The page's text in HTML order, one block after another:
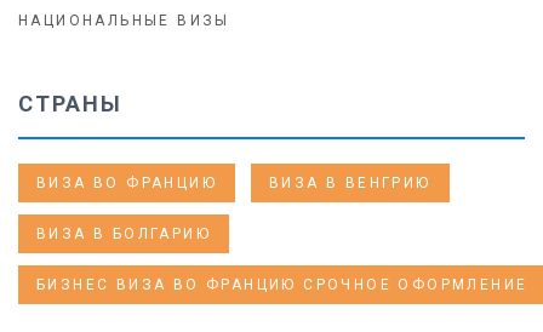
НАЦИОНАЛЬНЫЕ ВИЗЫ
СТРАНЫ
ВИЗА ВО ФРАНЦИЮ ВИЗА В ВЕНГРИЮ
ВИЗА В БОЛГАРИЮ
БИЗНЕС ВИЗА ВО ФРАНЦИЮ СРОЧНОЕ ОФОРМЛЕНИЕ